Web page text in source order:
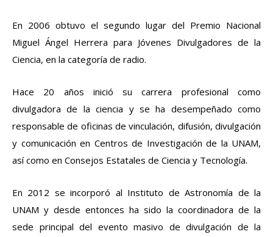
En 2006 obtuvo el segundo lugar del Premio Nacional
Miguel Ángel Herrera para Jóvenes Divulgadores de la
Ciencia, en la categoría de radio.
Hace 20 años inició su carrera profesional como
divulgadora de la ciencia y se ha desempeñado como
responsable de oficinas de vinculación, difusión, divulgación
y comunicación en Centros de Investigación de la UNAM,
así como en Consejos Estatales de Ciencia y Tecnología.
En 2012 se incorporó al Instituto de Astronomía de la
UNAM y desde entonces ha sido la coordinadora de la
sede principal del evento masivo de divulgación de la